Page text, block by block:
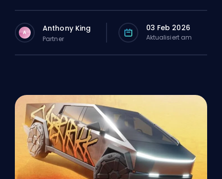
A Anthony King
Partner
03 Feb 2026
Aktualisiert am